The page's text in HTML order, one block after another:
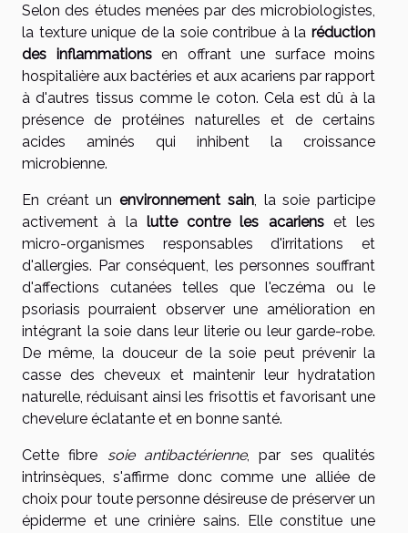
Selon des études menées par des microbiologistes,
la texture unique de la soie contribue à la réduction
des inflammationsen offrant une surface moins
hospitalière aux bactéries et aux acariens par rapport
à d'autres tissus comme le coton. Cela est dû à la
présence de protéines naturelles et de certains
acides aminés qui inhibent la croissance
microbienne.
En créant unenvironnement sain, la soie participe
activement à la lutte contre les acarienset les
micro-organismes responsables d'irritations et
d'allergies. Par conséquent, les personnes souffrant
d'affections cutanées telles que l'eczéma ou le
psoriasis pourraient observer une amélioration en
intégrant la soie dans leur literie ou leur garde-robe.
De même, la douceur de la soie peut prévenir la
casse des cheveux et maintenir leur hydratation
naturelle, réduisant ainsi les frisottis et favorisant une
chevelure éclatante et en bonne santé.
Cette fibre soie antibactérienne, par ses qualités
intrinsèques, s'affirme donc comme une alliée de
choix pour toute personne désireuse de préserver un
épiderme et une crinière sains. Elle constitue une